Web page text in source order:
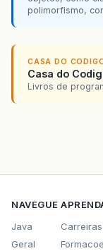
polimorfismo,
CASA DO
Casa do
Livros de
NAVEGUE
Java
Geral